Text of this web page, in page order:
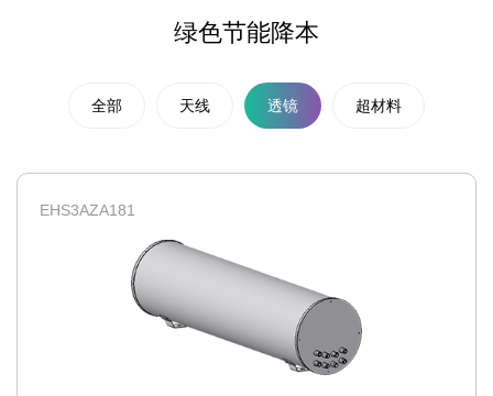
绿色节能降本
全部 天线 透镜 超材料
EHS3AZA181